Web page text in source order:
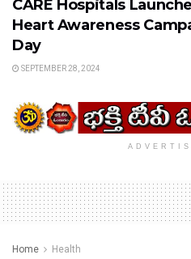
CARE Hospitals
Heart Awareness
Day
SEPTEMBER 28, 2024
Home Health